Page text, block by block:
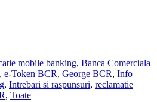
mobile banking, Banca Comerciala
, e-Token BCR, George BCR, Info
, Intrebari si raspunsuri, reclamatie
, Toate